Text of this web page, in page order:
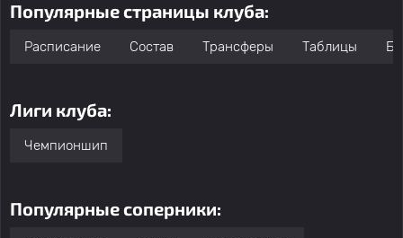
Популярные страницы клуба:
Расписание Состав Трансферы Таблицы
Лиги клуба:
Чемпионшип
Популярные соперники: